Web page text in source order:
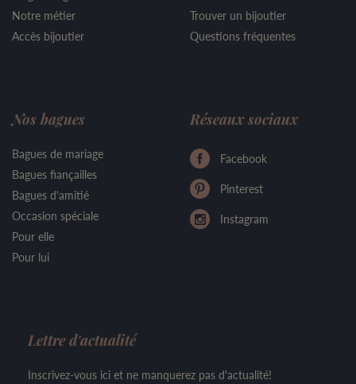
Notre métier
Accès bijoutier
Trouver un bijoutier
Questions fréquentes
Nos bagues
Bagues de mariage
Bagues fiançailles
Bagues d'amitié
Occasion spéciale
Pour elle
Pour lui
Réseaux sociaux
Facebook
Pinterest
Instagram
Lettre d'actualité
Inscrivez-vous ici et ne manquerez pas d'actualité!